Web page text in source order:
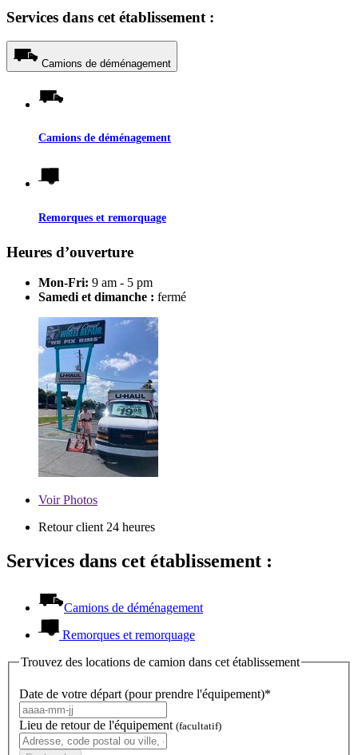
Services dans cet établissement :
Camions de déménagement
Camions de déménagement
Remorques et remorquage
Heures d’ouverture
Mon-Fri: 9 am - 5 pm
Samedi et dimanche : fermé
VoirPhotos
Retour client 24 heures
Services dans cet établissement :
Camions de déménagement
Remorques et remorquage
Trouvez des locations de camion dans cet établissement
Date de votre départ (pour prendre l'équipement)*
Lieu de retour de l'équipement (facultatif)